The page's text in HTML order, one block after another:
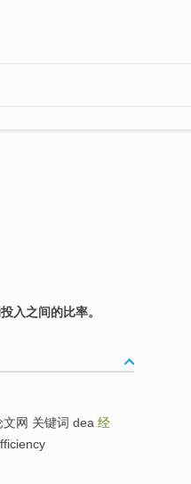
入之间的比率。
网 关键词 dea 经